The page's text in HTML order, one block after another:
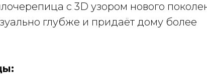
с 3D узором нового
глубже и придаёт дому более